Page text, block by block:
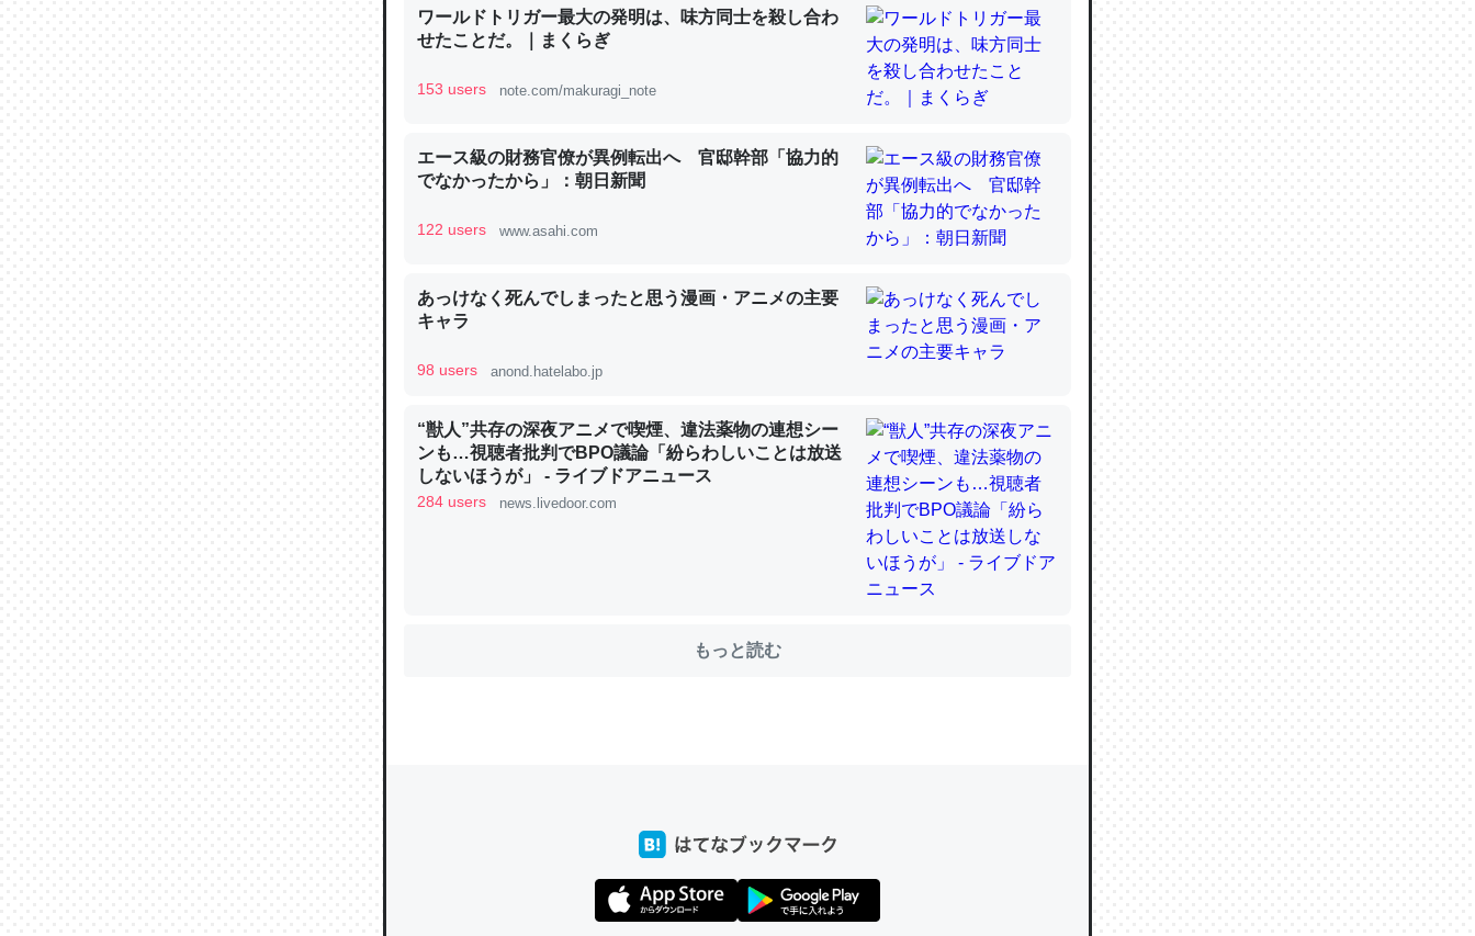
論文では「淡水はカルシウムも酸素も不足してて両方に不利だから両方が拮抗してるので
チンを強化してる筈だが、酵素が違うのか？
─ニュース :: 【研究発表】昆虫学の大問題＝「昆虫はなぜ海にいないのか」に関する新仮説
これを元に考えるとカルシウムを大量に使う脊椎動物と貝類は苦労してるんだな…。腹足
類だと殻を無くしてナメクジになったり努力してるし。
ウチもEchoを実家に置いて４年。でたまに覗いてる。ぼちぼちRingも置こうかと画策
中。あと、Googleマップで位置情報を共有してる。電池残量や充電中かが分かるのでこ
を実質100倍以上に伸ばす効果があるはず……
─たまにLINEするくらいだった遠方の父67歳と僕。ITツール導入でコミュニケーションが劇的に変化し
ワールドトリガー最大の発明は、味方同士を殺し合わ
せたことだ。｜まくらぎ
153 users note.com/makuragi_note
エース級の財務官僚が異例転出へ 官邸幹部「協力的
でなかったから」：朝日新聞
122 users www.asahi.com
あっけなく死んでしまったと思う漫画・アニメの主要
キャラ
98 users anond.hatelabo.jp
“獣人”共存の深夜アニメで喫煙、違法薬物の連想シー
ンも…視聴者批判でBPO議論「紛らわしいことは放送
しないほうが」 - ライブドアニュース
284 users news.livedoor.com
もっと読む